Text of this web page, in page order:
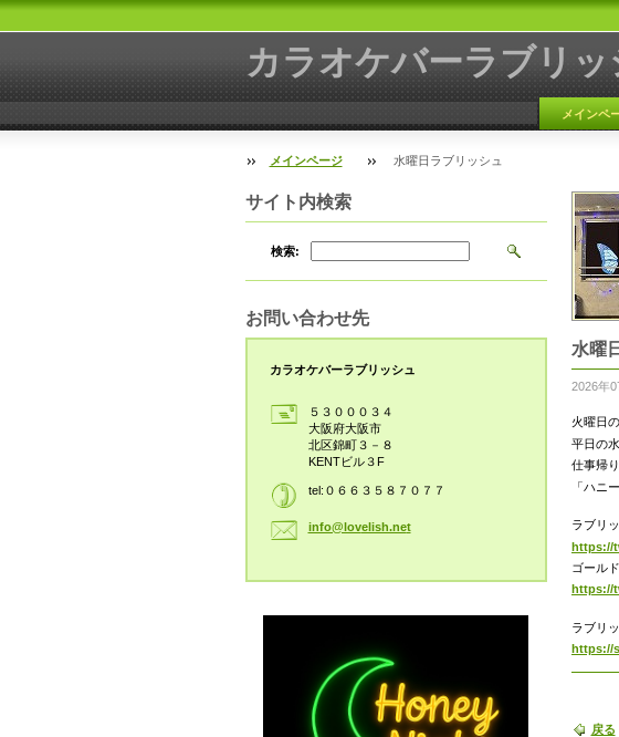
カラオケバーラブリッ
メインペ
メインページ 水曜日ラブリッシュ
水曜
2026年
火曜日
平日の
仕事帰
「ハニ
ラブリ
https://
ゴール
https://
ラブリ
https://
戻る
サイト内検索
検索:
お問い合わせ先
カラオケバーラブリッシュ
５３０００３４
大阪府大阪市
北区錦町３－８
KENTビル３F
tel:０６６３５８７０７７
info@lovelish.net